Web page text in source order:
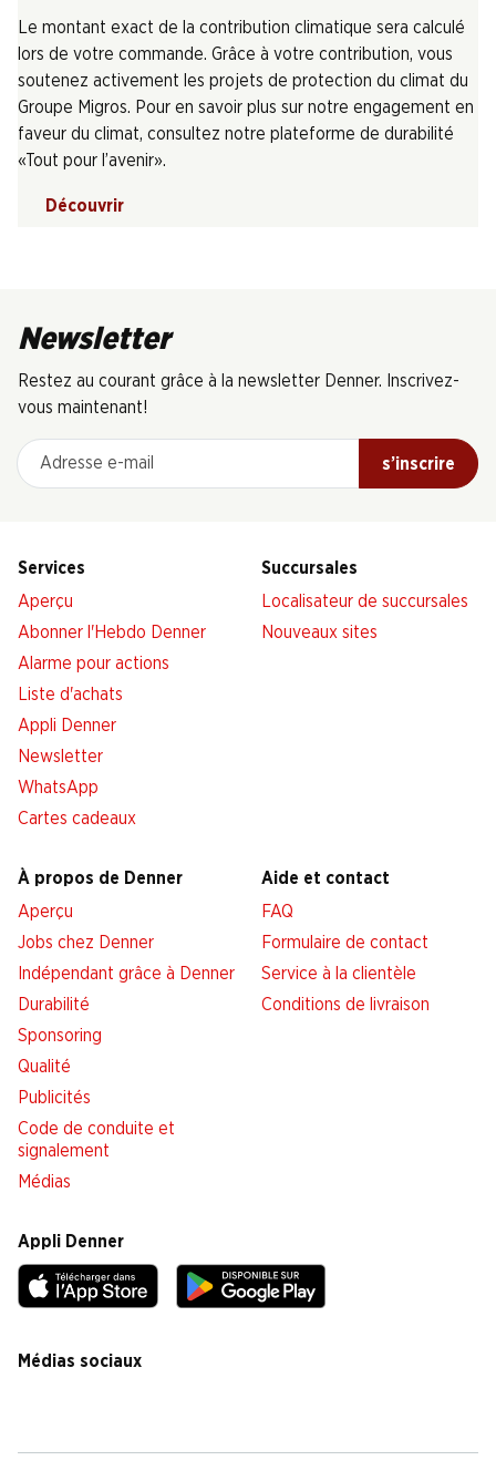
Le montant exact de la contribution climatique sera calculé
lors de votre commande. Grâce à votre contribution, vous
soutenez activement les projets de protection du climat du
Groupe Migros. Pour en savoir plus sur notre engagement en
faveur du climat, consultez notre plateforme de durabilité
«Tout pour l’avenir».
Découvrir
Newsletter
Restez au courant grâce à la newsletter Denner. Inscrivez-
vous maintenant!
Adresse e-mail
s’inscrire
Services
Aperçu
Abonner l'Hebdo Denner
Alarme pour actions
Liste d'achats
Appli Denner
Newsletter
WhatsApp
Cartes cadeaux
Succursales
Localisateur de succursales
Nouveaux sites
À propos de Denner
Aperçu
Jobs chez Denner
Indépendant grâce à Denner
Durabilité
Sponsoring
Qualité
Publicités
Code de conduite et
signalement
Médias
Aide et contact
FAQ
Formulaire de contact
Service à la clientèle
Conditions de livraison
Appli Denner
Médias sociaux